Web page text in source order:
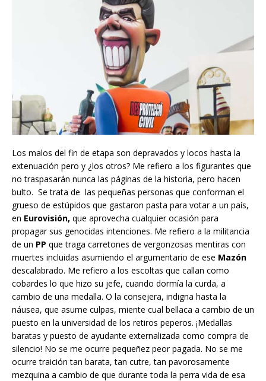
Los malos del fin de etapa son depravados y locos hasta la
extenuación pero y ¿los otros? Me refiero a los figurantes que
no traspasarán nunca las páginas de la historia, pero hacen
bulto. Se trata de las pequeñas personas que conforman el
grueso de estúpidos que gastaron pasta para votar a un país,
en Eurovisión, que aprovecha cualquier ocasión para
propagar sus genocidas intenciones. Me refiero a la militancia
de un PP que traga carretones de vergonzosas mentiras con
muertes incluidas asumiendo el argumentario de ese Mazón
descalabrado. Me refiero a los escoltas que callan como
cobardes lo que hizo su jefe, cuando dormía la curda, a
cambio de una medalla. O la consejera, indigna hasta la
náusea, que asume culpas, miente cual bellaca a cambio de un
puesto en la universidad de los retiros peperos. ¡Medallas
baratas y puesto de ayudante externalizada como compra de
silencio! No se me ocurre pequeñez peor pagada. No se me
ocurre traición tan barata, tan cutre, tan pavorosamente
mezquina a cambio de que durante toda la perra vida de esa